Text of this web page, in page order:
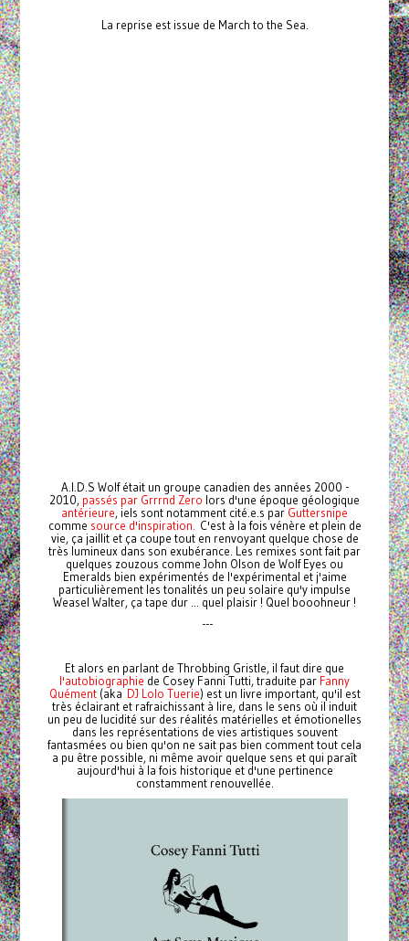
La reprise est issue de March to the Sea.
A.I.D.S Wolf était un groupe canadien des années 2000 -
2010, passés par Grrrnd Zero lors d'une époque géologique
antérieure, iels sont notamment cité.e.s par Guttersnipe
comme source d'inspiration. C'est à la fois vénère et plein de
vie, ça jaillit et ça coupe tout en renvoyant quelque chose de
très lumineux dans son exubérance. Les remixes sont fait par
quelques zouzous comme John Olson de Wolf Eyes ou
Emeralds bien expérimentés de l'expérimental et j'aime
particulièrement les tonalités un peu solaire qu'y impulse
Weasel Walter, ça tape dur ... quel plaisir ! Quel booohneur !
---
Et alors en parlant de Throbbing Gristle, il faut dire que
l'autobiographie de Cosey Fanni Tutti, traduite par Fanny
Quément (aka DJ Lolo Tuerie) est un livre important, qu'il est
très éclairant et rafraichissant à lire, dans le sens où il induit
un peu de lucidité sur des réalités matérielles et émotionelles
dans les représentations de vies artistiques souvent
fantasmées ou bien qu'on ne sait pas bien comment tout cela
a pu être possible, ni même avoir quelque sens et qui paraît
aujourd'hui à la fois historique et d'une pertinence
constamment renouvellée.